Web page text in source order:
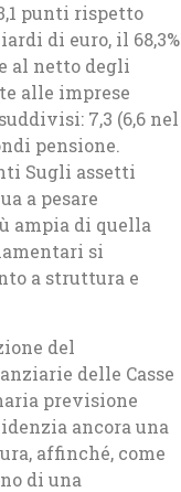
punti rispetto
di euro, il 68,3%
al netto degli
alle imprese
7,3 (6,6 nel
pensione.
Sugli assetti
a pesare
ampia di quella
si
a struttura e
del
delle Casse
previsione
ancora una
affinché, come
di una